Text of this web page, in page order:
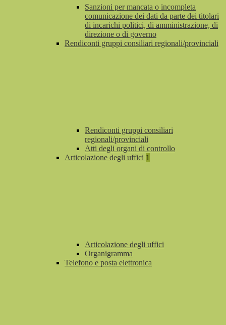
Sanzioni per mancata o incompleta
comunicazione dei dati da parte dei titolari
di incarichi politici, di amministrazione, di
direzione o di governo
Rendiconti gruppi consiliari regionali/provinciali
Rendiconti gruppi consiliari
regionali/provinciali
Atti degli organi di controllo
Articolazione degli uffici 1
Articolazione degli uffici
Organigramma
Telefono e posta elettronica